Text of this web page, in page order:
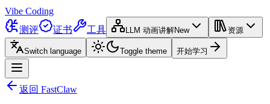
Vibe Coding
测评
证书 工具 LLM 动画讲解New 资源
Switch language Toggle theme 开始学习
返回 FastClaw